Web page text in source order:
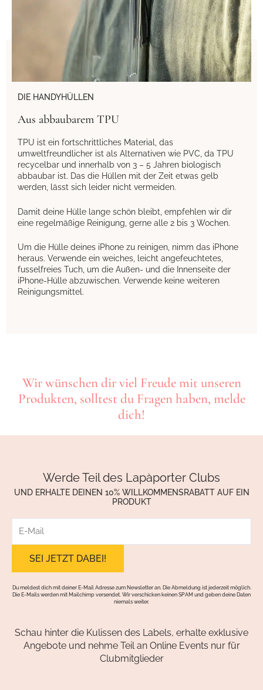
DIE HANDYHÜLLEN
Aus abbaubarem TPU
TPU ist ein fortschrittliches Material, das
umweltfreundlicher ist als Alternativen wie PVC, da TPU
recycelbar und innerhalb von 3 – 5 Jahren biologisch
abbaubar ist. Das die Hüllen mit der Zeit etwas gelb
werden, lässt sich leider nicht vermeiden.
Damit deine Hülle lange schön bleibt, empfehlen wir dir
eine regelmäßige Reinigung, gerne alle 2 bis 3 Wochen.
Um die Hülle deines iPhone zu reinigen, nimm das iPhone
heraus. Verwende ein weiches, leicht angefeuchtetes,
fusselfreies Tuch, um die Außen- und die Innenseite der
iPhone-Hülle abzuwischen. Verwende keine weiteren
Reinigungsmittel.
Wir wünschen dir viel Freude mit unseren
Produkten, solltest du Fragen haben, melde
dich!
Werde Teil des Lapàporter Clubs
UND ERHALTE DEINEN 10% WILLKOMMENSRABATT AUF EIN
PRODUKT
Mail
Du meldest dich mit deiner E-Mail Adresse zum Newsletter an. Die Abmeldung ist jederzeit möglich.
Die E-Mails werden mit Mailchimp versendet. Wir verschicken keinen SPAM und geben deine Daten
niemals weiter.
Schau hinter die Kulissen des Labels, erhalte exklusive
Angebote und nehme Teil an Online Events nur für
Clubmitglieder